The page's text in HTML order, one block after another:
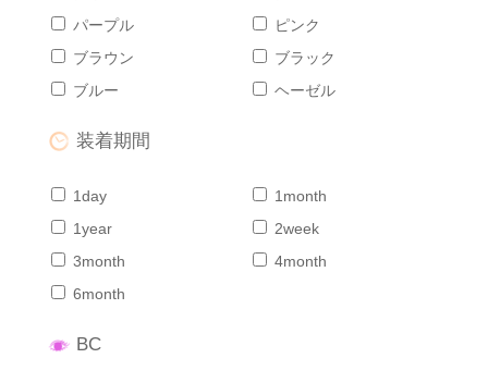
パープル
ピンク
ブラウン
ブラック
ブルー
ヘーゼル
装着期間
1day
1month
1year
2week
3month
4month
6month
BC